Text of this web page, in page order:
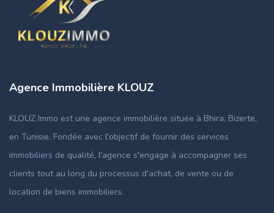
Agence Immobilière KLOUZ
KLOUZ Immo est une agence immobilière située à Bhira, Bizerte,
en Tunisie. Fondée avec l'objectif de fournir des services
immobiliers de qualité, l'agence s'engage à accompagner ses
clients tout au long du processus d'achat, de vente ou de
location de biens immobiliers.